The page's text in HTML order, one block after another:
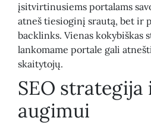
įsitvirtinusiems portalams
atneš tiesioginį srautą, bet ir
backlinks. Vienas kokybiškas
lankomame portale gali
skaitytojų.
SEO
augimui